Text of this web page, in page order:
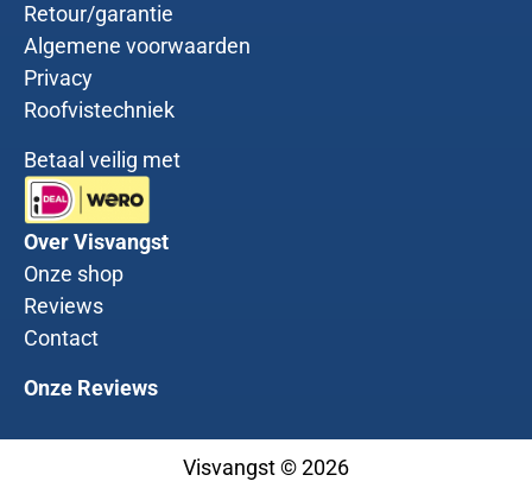
Retour/garantie
Algemene voorwaarden
Privacy
Roofvistechniek
Betaal veilig met
Over Visvangst
Onze shop
Reviews
Contact
Onze Reviews
Visvangst © 2026